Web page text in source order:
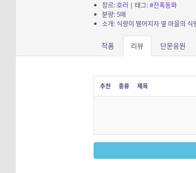
장르:호러 | 태그:#잔혹동화
분량: 5매
소개: 식량이 떨어지자 옆 마을의
작품 리뷰 단문응원
추천 종류 제목